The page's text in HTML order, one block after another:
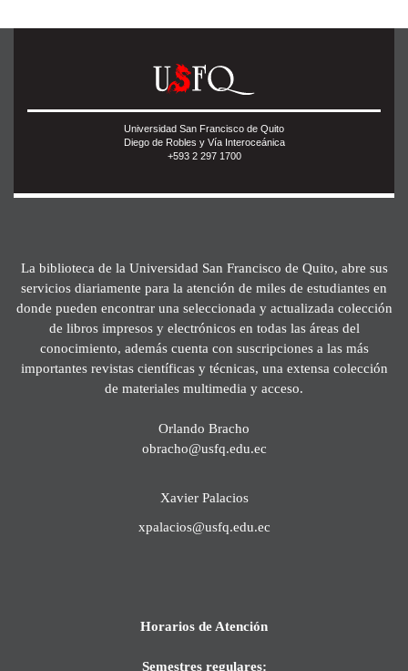
Universidad San Francisco de Quito
Diego de Robles y Vía Interoceánica
+593 2 297 1700
La biblioteca de la Universidad San Francisco de Quito, abre sus
servicios diariamente para la atención de miles de estudiantes en
donde pueden encontrar una seleccionada y actualizada colección
de libros impresos y electrónicos en todas las áreas del
conocimiento, además cuenta con suscripciones a las más
importantes revistas científicas y técnicas, una extensa colección
de materiales multimedia y acceso.
Orlando Bracho
obracho@usfq.edu.ec
Xavier Palacios
xpalacios@usfq.edu.ec
Horarios de Atención
Semestres regulares: